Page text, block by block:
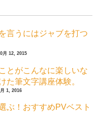
言うにはジャブを打つ
月 12, 2015
とがこんなに楽しいな
た筆文字講座体験。
1, 2016
ぶ！おすすめPVベスト